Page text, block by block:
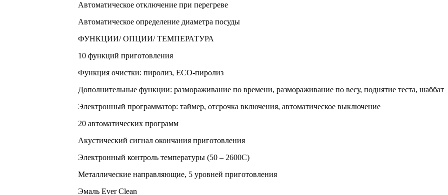
Автоматическое отключение при перегреве
Автоматическое определение диаметра посуды
ФУНКЦИИ/ ОПЦИИ/ ТЕМПЕРАТУРА
10 функций приготовления
Функция очистки: пиролиз, ЕСО-пиролиз
Дополнительные функции: размораживание по времени, размораживание по весу, поднятие теста, шаббат
Электронный программатор: таймер, отсрочка включения, автоматическое выключение
20 автоматических программ
Акустический сигнал окончания приготовления
Электронный контроль температуры (50 – 2600С)
Металлические направляющие, 5 уровней приготовления
Эмаль Ever Clean